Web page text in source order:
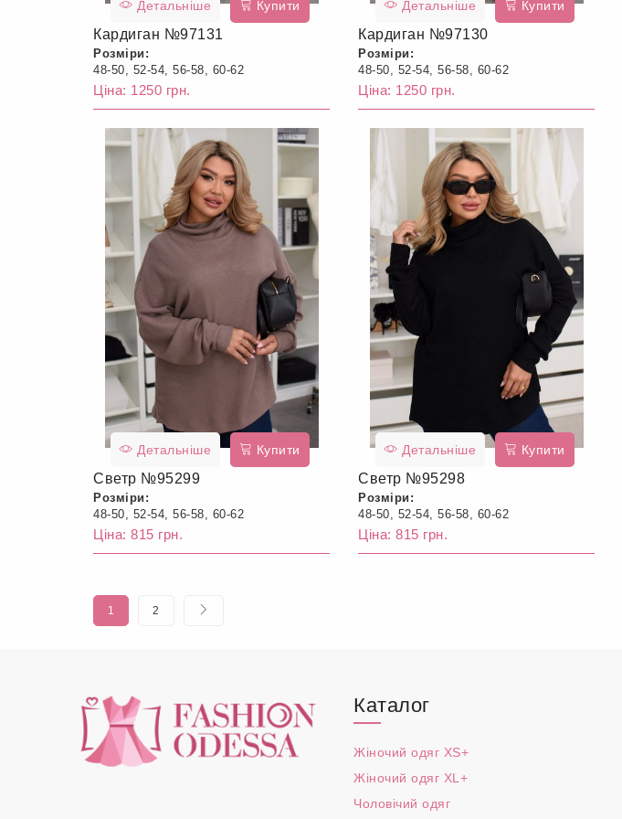
Детальніше Купити
Кардиган №97131
Розміри:
48-50, 52-54, 56-58, 60-62
Ціна: 1250 грн.
Детальніше Купити
Кардиган №97130
Розміри:
48-50, 52-54, 56-58, 60-62
Ціна: 1250 грн.
Детальніше Купити
Светр №95299
Розміри:
48-50, 52-54, 56-58, 60-62
Ціна: 815 грн.
Детальніше Купити
Светр №95298
Розміри:
48-50, 52-54, 56-58, 60-62
Ціна: 815 грн.
1 2
Каталог
Жіночий одяг XS+
Жіночий одяг XL+
Чоловічий одяг